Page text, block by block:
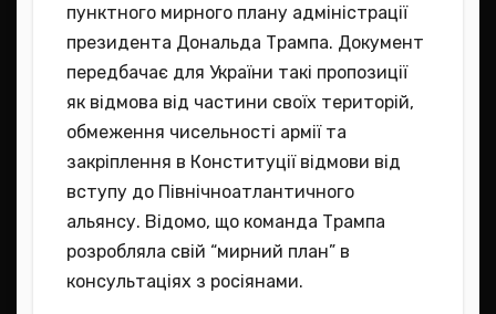
пунктного мирного плану адміністрації
президента Дональда Трампа. Документ
передбачає для України такі пропозиції
як відмова від частини своїх територій,
обмеження чисельності армії та
закріплення в Конституції відмови від
вступу до Північноатлантичного
альянсу. Відомо, що команда Трампа
розробляла свій “мирний план” в
консультаціях з росіянами.